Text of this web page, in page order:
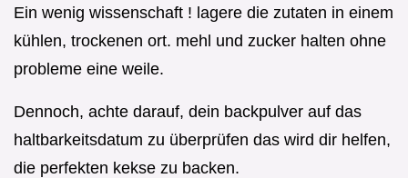
Ein wenig wissenschaft ! lagere die zutaten in einem
kühlen, trockenen ort. mehl und zucker halten ohne
probleme eine weile.
Dennoch, achte darauf, dein backpulver auf das
haltbarkeitsdatum zu überprüfen das wird dir helfen,
die perfekten kekse zu backen.